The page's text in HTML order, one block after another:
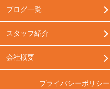
ブログ一覧
スタッフ紹介
会社概要
プライバシーポリシー